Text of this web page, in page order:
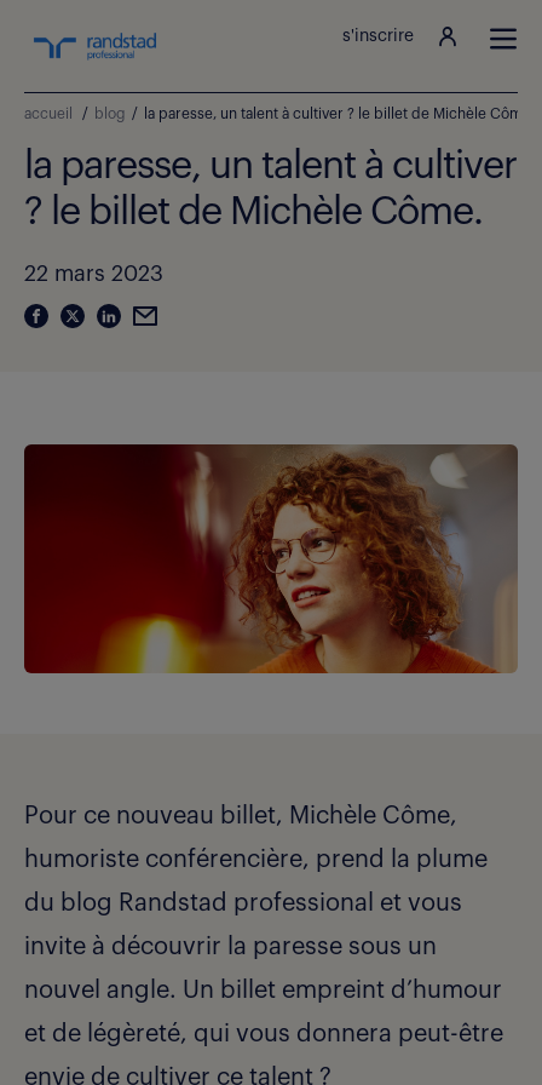
s'inscrire
accueil / blog / la paresse, un talent à cultiver ? le billet de Michèle Côme.
la paresse, un talent à cultiver
? le billet de Michèle Côme.
22 mars 2023
Pour ce nouveau billet, Michèle Côme,
humoriste conférencière, prend la plume
du blog Randstad professional et vous
invite à découvrir la paresse sous un
nouvel angle. Un billet empreint d’humour
et de légèreté, qui vous donnera peut-être
envie de cultiver ce talent ?